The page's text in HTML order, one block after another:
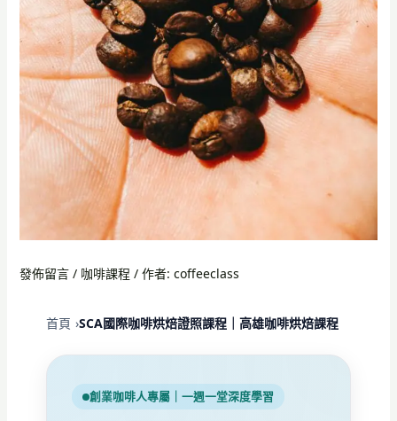
發佈留言 / 咖啡課程 / 作者: coffeeclass
首頁 SCA國際咖啡烘焙證照課程｜高雄咖啡烘焙課程
創業咖啡人專屬｜一週一堂深度學習